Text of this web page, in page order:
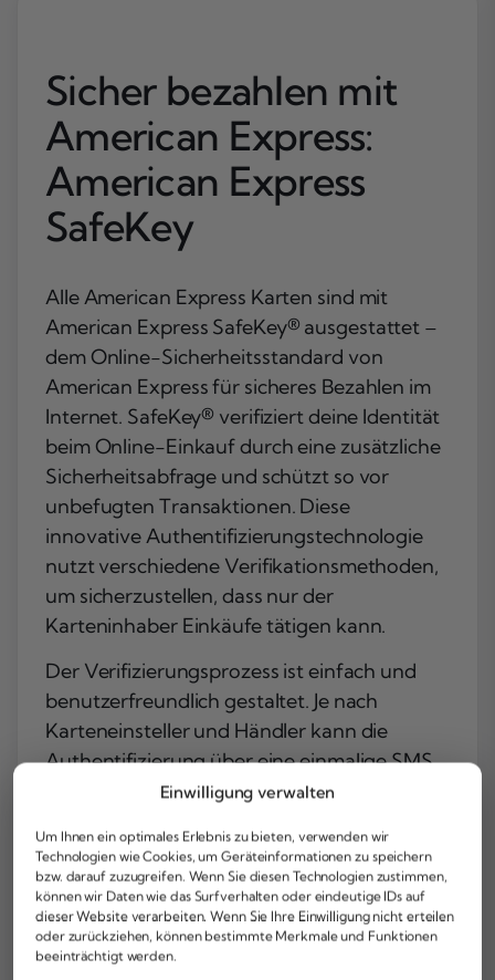
Einwilligung verwalten
Um Ihnen ein optimales Erlebnis zu bieten, verwenden wir
Technologien wie Cookies, um Geräteinformationen zu speichern
bzw. darauf zuzugreifen. Wenn Sie diesen Technologien zustimmen,
können wir Daten wie das Surfverhalten oder eindeutige IDs auf
dieser Website verarbeiten. Wenn Sie Ihre Einwilligung nicht erteilen
oder zurückziehen, können bestimmte Merkmale und Funktionen
beeinträchtigt werden.
Sicher bezahlen mit
American Express:
American Express
SafeKey
Alle American Express Karten sind mit
American Express SafeKey® ausgestattet –
dem Online-Sicherheitsstandard von
American Express für sicheres Bezahlen im
Internet. SafeKey® verifiziert deine Identität
beim Online-Einkauf durch eine zusätzliche
Sicherheitsabfrage und schützt so vor
unbefugten Transaktionen. Diese
innovative Authentifizierungstechnologie
nutzt verschiedene Verifikationsmethoden,
um sicherzustellen, dass nur der
Karteninhaber Einkäufe tätigen kann.
Der Verifizierungsprozess ist einfach und
benutzerfreundlich gestaltet. Je nach
Karteneinsteller und Händler kann die
Authentifizierung über eine einmalige SMS,
eine Push-Benachrichtigung oder
macht Online-Shopping noch komfortabler
und sicherer zugleich.
Ergänzend unterstützen alle American
Express Karten das kontaktlose Bezahlen –